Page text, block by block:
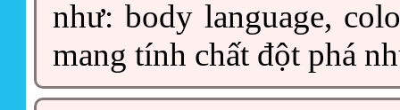
như: body language,
mang tính chất đột phá